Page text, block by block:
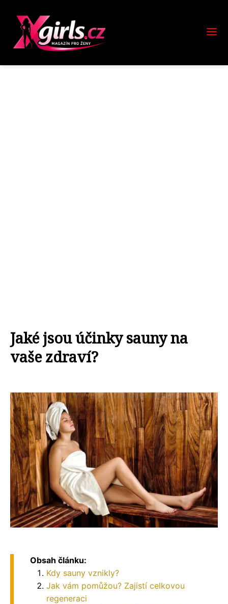
Jaké jsou účinky sauny na
vaše zdraví?
Obsah článku:
Kdy sauny vznikly?
Jak vám pomůžou? Zajistí celkovou
regeneraci